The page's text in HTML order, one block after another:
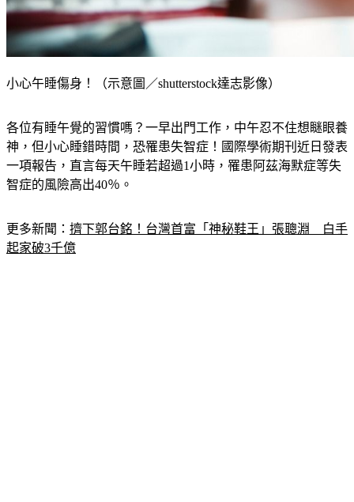
小心午睡傷身！（示意圖／shutterstock達志影像）
各位有睡午覺的習慣嗎？一早出門工作，中午忍不住想瞇眼養
神，但小心睡錯時間，恐罹患失智症！國際學術期刊近日發表
一項報告，直言每天午睡若超過1小時，罹患阿茲海默症等失
智症的風險高出40％。
更多新聞： 擠下郭台銘！台灣首富「神秘鞋王」張聰淵　白手
起家破3千億